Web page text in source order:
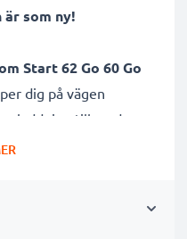
är som ny!
Start 62 Go 60 Go
dig på vägen
laddning till vardags
batteritid
modern litiumteknik